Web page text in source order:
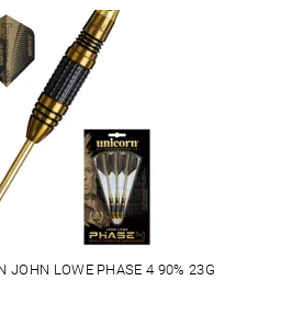
JOHN LOWE PHASE 4 90% 23G